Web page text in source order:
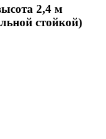
2,4 м
стойкой)